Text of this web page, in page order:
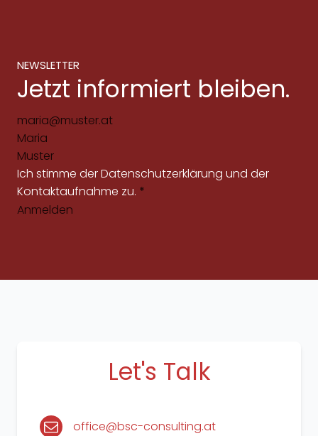
NEWSLETTER
Jetzt informiert bleiben.
Ich stimme derDatenschutzerklärung und der
Kontaktaufnahme zu. *
Anmelden
Let's Talk
office@bsc-consulting.at